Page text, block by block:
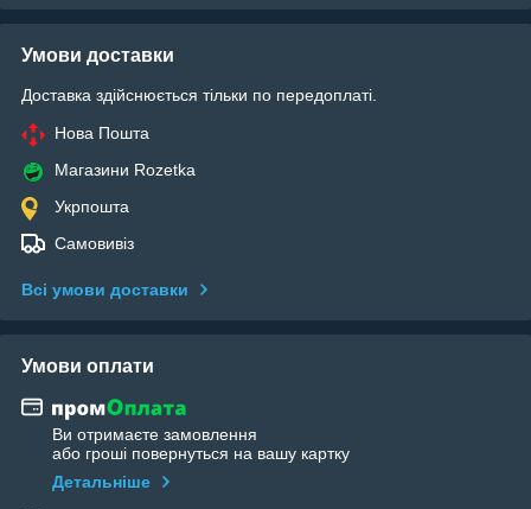
Умови доставки
Доставка здійснюється тільки по передоплаті.
Нова Пошта
Магазини Rozetka
Укрпошта
Самовивіз
Всі умови доставки
Умови оплати
Ви отримаєте замовлення
або гроші повернуться на вашу картку
Детальніше